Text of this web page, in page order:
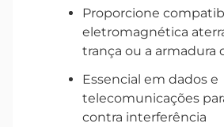
Proporcione
eletromagnética
trança ou a armadura
Essencial em dados e
telecomunicações
contra interferência